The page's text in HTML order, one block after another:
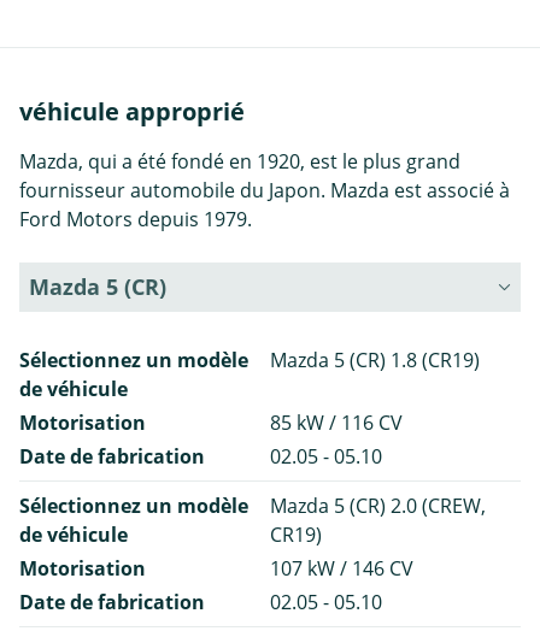
véhicule approprié
Mazda, qui a été fondé en 1920, est le plus grand
fournisseur automobile du Japon. Mazda est associé à
Ford Motors depuis 1979.
Mazda 5 (CR)
Sélectionnez un modèle
de véhicule
Mazda 5 (CR) 1.8 (CR19)
Motorisation
85 kW / 116 CV
Date de fabrication
02.05 - 05.10
Sélectionnez un modèle
de véhicule
Mazda 5 (CR) 2.0 (CREW,
CR19)
Motorisation
107 kW / 146 CV
Date de fabrication
02.05 - 05.10